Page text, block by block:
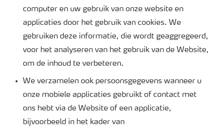
computer en uw gebruik van onze website en
applicaties door het gebruik van cookies. We
gebruiken deze informatie, die wordt geaggregeerd,
voor het analyseren van het gebruik van de Website,
om de inhoud te verbeteren.
We verzamelen ook persoonsgegevens wanneer u
onze mobiele applicaties gebruikt of contact met
ons hebt via de Website of een applicatie,
bijvoorbeeld in het kader van